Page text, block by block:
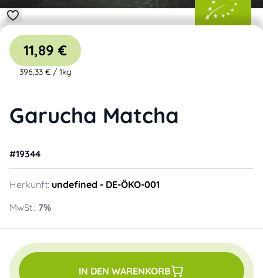
Garucha Matcha
#19344
Herkunft: undefined - DE-ÖKO-001
MwSt.: 7%
11,89 €
396,33 €/ 1kg
IN DEN WARENKORB